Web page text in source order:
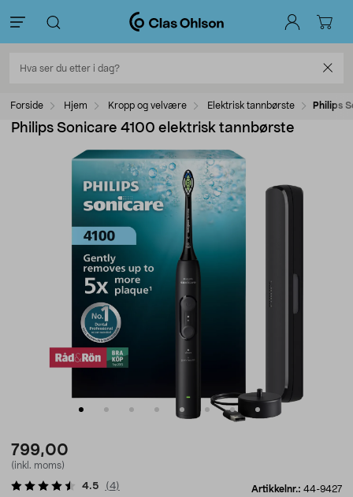
Forside Hjem Kropp og velvære Elektrisk tannbørste Philips
Philips Sonicare 4100 elektrisk tannbørste
799,00
(inkl. moms)
Artikkelnr.: 44-9427
4.5 (4)